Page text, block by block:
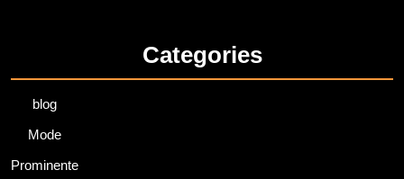
Categories
blog
Mode
Prominente